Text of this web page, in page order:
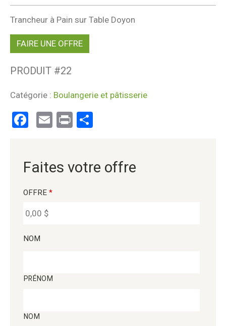
Trancheur à Pain sur Table Doyon
FAIRE UNE OFFRE
PRODUIT #22
Catégorie : Boulangerie et pâtisserie
Facebook
EmailPrint
Faites votre offre
OFFRE *
NOM
PRÉNOM
NOM